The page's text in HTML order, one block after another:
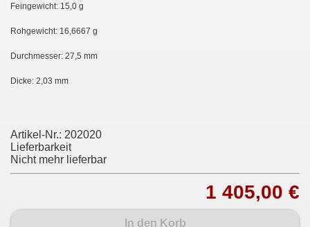
Feingewicht: 15,0 g
Rohgewicht: 16,6667 g
Durchmesser: 27,5 mm
Dicke: 2,03 mm
Artikel-Nr.: 202020
Lieferbarkeit
Nicht mehr lieferbar
1 405,00 €
In den Korb